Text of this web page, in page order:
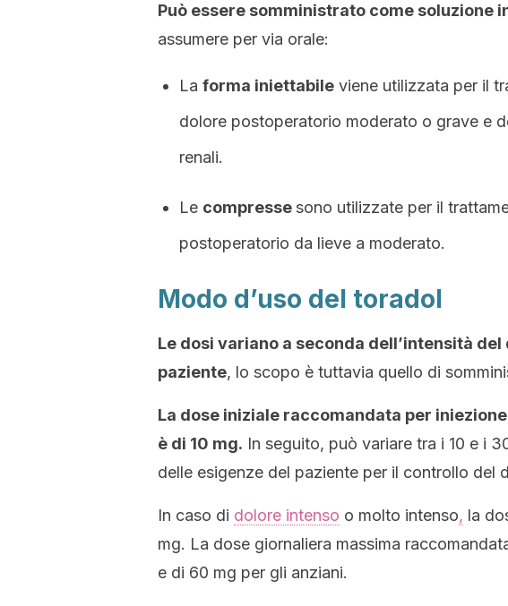
Può essere somministrato come soluzione
assumere per via orale:
La forma iniettabile viene utilizzata per il
dolore postoperatorio moderato o grave e
renali.
Le compressesono utilizzate per il
postoperatorio da lieve a moderato.
Modo d’uso del toradol
Le dosi variano a seconda dell’intensità del
paziente, lo scopo è tuttavia quello di
La dose iniziale raccomandata per
è di 10 mg. In seguito, può variare tra i 10 e i
delle esigenze del paziente per il controllo del
In caso di dolore intenso o molto intenso, la
mg. La dose giornaliera massima
e di 60 mg per gli anziani.